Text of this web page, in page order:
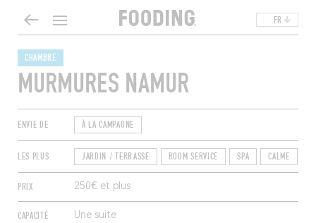
FR
CHAMBRE
MURMURES NAMUR
ENVIE DE À LA CAMPAGNE
LES PLUS JARDIN / TERRASSE ROOM SERVICE SPA CALME
PRIX 250€ et plus
CAPACITÉ Une suite